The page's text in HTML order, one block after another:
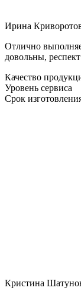
Ирина
Отлично
довольны,
Качество
Уровень сервиса
Срок
Кристина